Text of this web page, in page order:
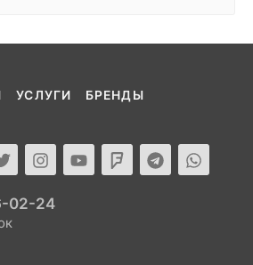
УСЛУГИ БРЕНДЫ
02-24